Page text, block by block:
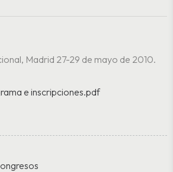
Madrid 27-29 de mayo de 2010.
e inscripciones.pdf